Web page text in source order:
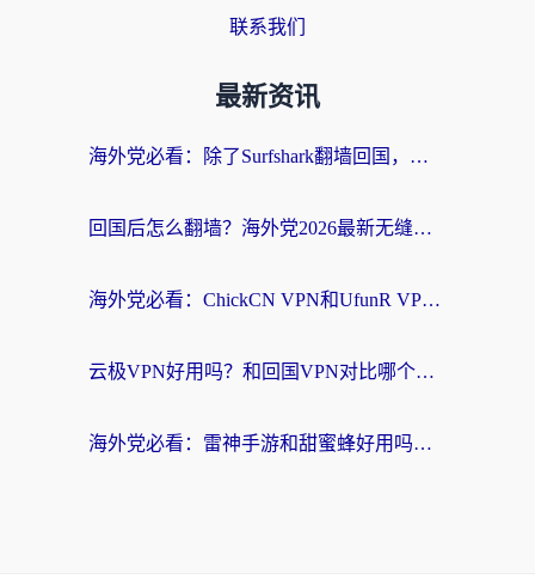
联系我们
最新资讯
海外党必看：除了Surfshark翻墙回国，这些加速器选择技巧你真的懂吗？
回国后怎么翻墙？海外党2026最新无缝访问国内资源全攻略（附对比实测）
海外党必看：ChickCN VPN和UfunR VPN对比哪个回国效果更好？附实用选择指南
云极VPN好用吗？和回国VPN对比哪个回国效果更好？海外党亲测避坑指南
海外党必看：雷神手游和甜蜜蜂好用吗？3步选对回国加速器无缝刷国内资源